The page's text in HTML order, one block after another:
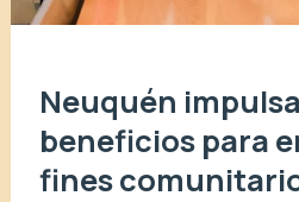
Neuquén
beneficios para
fines